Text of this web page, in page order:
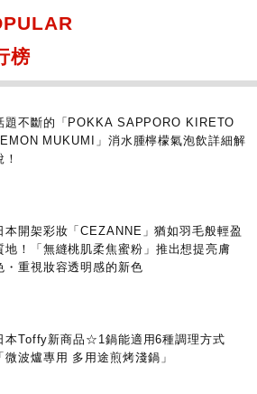
Depart～
榜
題不斷的「POKKA SAPPORO KIRETO
MUKUMI」消水腫檸檬氣泡飲詳細解
！
本開架彩妝「CEZANNE」猶如羽毛般輕盈
地！「無縫桃肌柔焦蜜粉」推出想提亮膚
・重視妝容透明感的新色
本Toffy新商品☆1鍋能適用6種調理方式
「微波爐專用 多用途煎烤淺鍋」